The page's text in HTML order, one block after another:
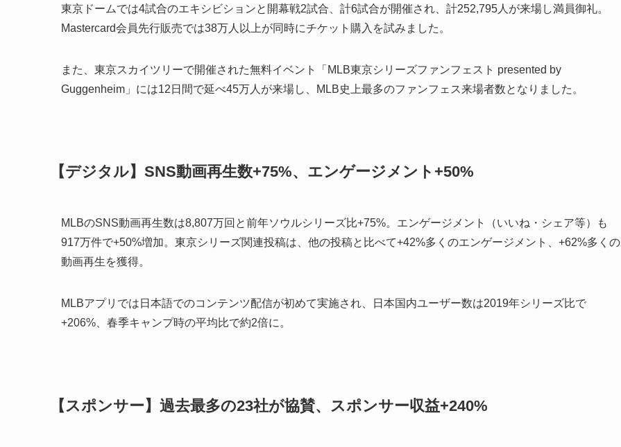
東京ドームでは4試合のエキシビションと開幕戦2試合、計6試合が開催され、計252,795人が来場し満員御礼。
Mastercard会員先行販売では38万人以上が同時にチケット購入を試みました。
また、東京スカイツリーで開催された無料イベント「MLB東京シリーズファンフェスト presented by
Guggenheim」には12日間で延べ45万人が来場し、MLB史上最多のファンフェス来場者数となりました。
【デジタル】SNS動画再生数+75%、エンゲージメント+50%
MLBのSNS動画再生数は8,807万回と前年ソウルシリーズ比+75%。エンゲージメント（いいね・シェア等）も
917万件で+50%増加。東京シリーズ関連投稿は、他の投稿と比べて+42%多くのエンゲージメント、+62%多くの
動画再生を獲得。
MLBアプリでは日本語でのコンテンツ配信が初めて実施され、日本国内ユーザー数は2019年シリーズ比で
+206%、春季キャンプ時の平均比で約2倍に。
【スポンサー】過去最多の23社が協賛、スポンサー収益+240%